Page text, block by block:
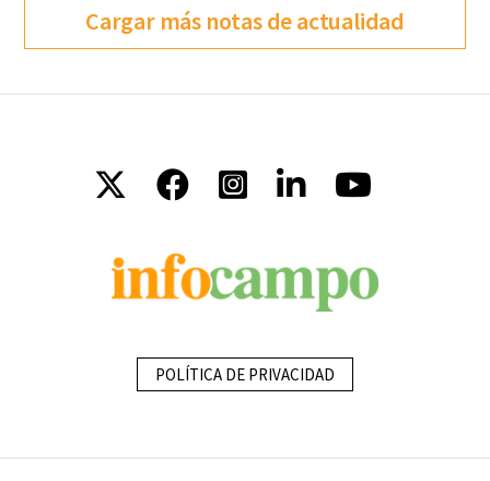
Cargar más notas de actualidad
POLÍTICA DE PRIVACIDAD